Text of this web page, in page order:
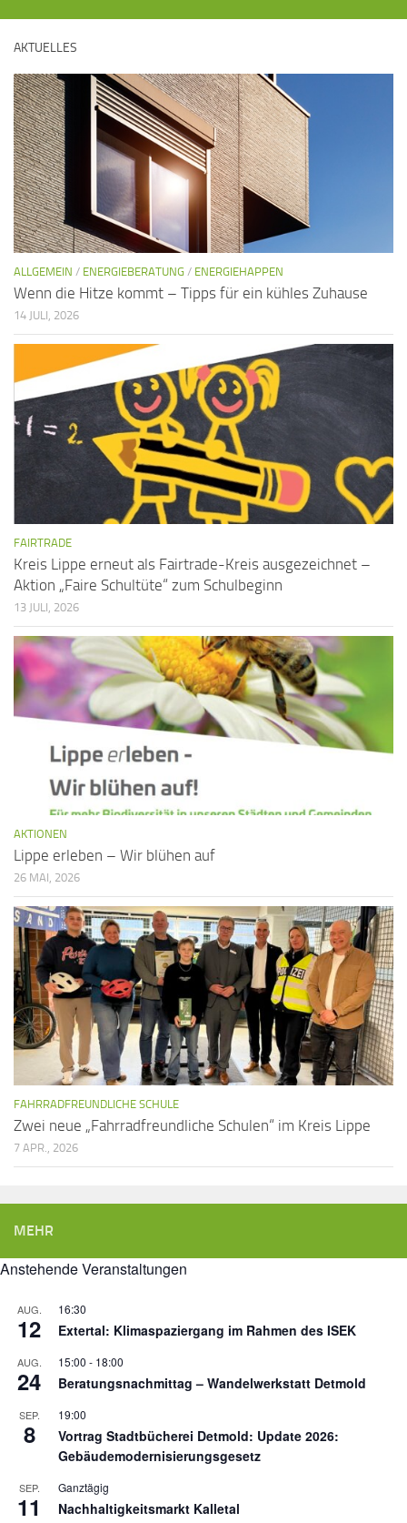
AKTUELLES
ALLGEMEIN / ENERGIEBERATUNG / ENERGIEHAPPEN
Wenn die Hitze kommt – Tipps für ein kühles Zuhause
14 JULI, 2026
FAIRTRADE
Kreis Lippe erneut als Fairtrade-Kreis ausgezeichnet –
Aktion „Faire Schultüte“ zum Schulbeginn
13 JULI, 2026
AKTIONEN
Lippe erleben – Wir blühen auf
26 MAI, 2026
FAHRRADFREUNDLICHE SCHULE
Zwei neue „Fahrradfreundliche Schulen“ im Kreis Lippe
7 APR., 2026
MEHR
Anstehende Veranstaltungen
AUG.
12
16:30
Extertal: Klimaspaziergang im Rahmen des ISEK
AUG.
24
15:00 - 18:00
Beratungsnachmittag – Wandelwerkstatt Detmold
SEP.
8
19:00
Vortrag Stadtbücherei Detmold: Update 2026:
Gebäudemodernisierungsgesetz
SEP.
11
Ganztägig
Nachhaltigkeitsmarkt Kalletal